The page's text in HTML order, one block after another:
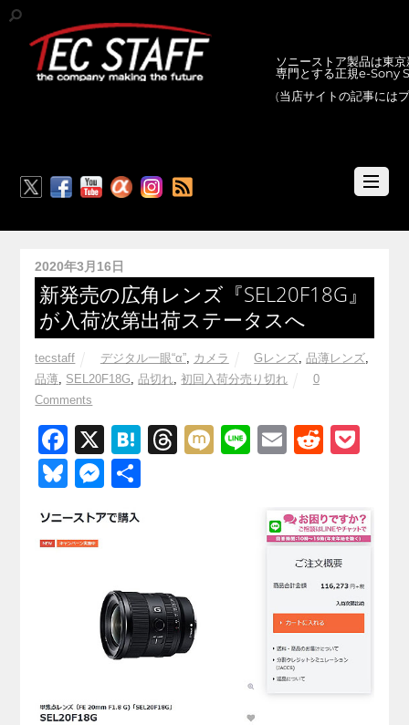
ソニーストア製品は東
専門とする正規e-Sony
(当店サイトの記事には
2020年3月16日
新発売の広角レンズ『SEL20F18G』
が入荷次第出荷ステータスへ
tecstaff デジタル一眼“α”, カメラ Gレンズ,品薄レンズ,
品薄, SEL20F18G,品切れ,初回入荷分売り切れ
0
Comments
F
a
c
e
b
X
H
T
M
Li
E
R
di
t
et
Bl
e
M
ss
n
g
er